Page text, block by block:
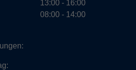
13:00 - 16:00
08:00 - 14:00